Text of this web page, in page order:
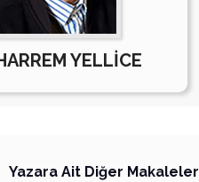
YELLİCE
Yazara Ait Diğer Makaleler